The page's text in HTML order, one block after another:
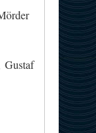
Gustaf